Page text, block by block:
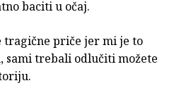
baciti u očaj.
tragične priče jer mi je to
sami trebali odlučiti možete